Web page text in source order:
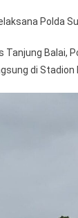
Polda
Tanjung Balai,
di